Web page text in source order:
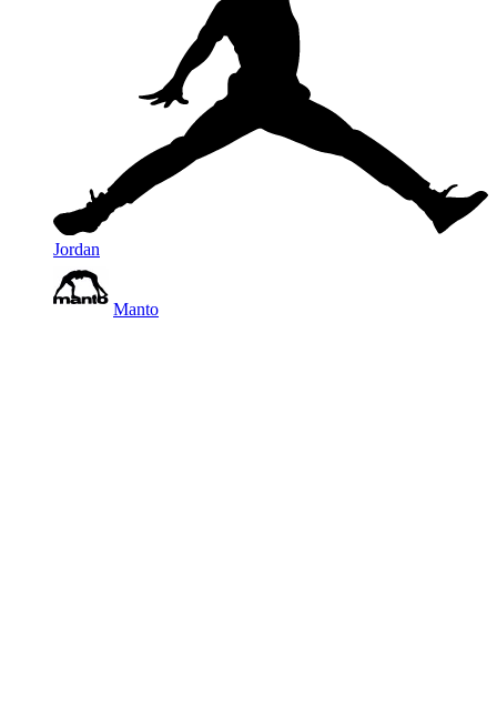
Jordan
Manto